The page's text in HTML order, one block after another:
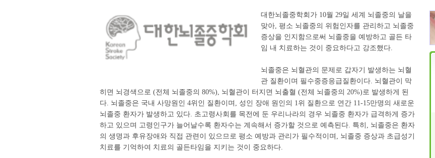
대한뇌졸중학회가 10월 29일 세계 뇌졸중의 날을
맞아, 평소 뇌졸중의 위험인자를 관리하고 뇌졸중
증상을 인지함으로써 뇌졸중을 예방하고 골든 타
임 내 치료하는 것이 중요하다고 강조했다.
뇌졸중은 뇌혈관의 문제로 갑자기 발생하는 뇌혈
관 질환이며 필수중증응급질환이다. 뇌혈관이 막
히면 뇌경색으로 (전체 뇌졸중의 80%), 뇌혈관이 터지면 뇌출혈 (전체 뇌졸중의 20%)로 발생하게 된
다. 뇌졸중은 국내 사망원인 4위인 질환이며, 성인 장애 원인의 1위 질환으로 연간 11-15만명의 새로운
뇌졸중 환자가 발생하고 있다. 초고령사회를 목전에 둔 우리나라의 경우 뇌졸중 환자가 급격하게 증가
하고 있으며 고령인구가 늘어날수록 환자수는 계속해서 증가할 것으로 예측된다. 특히, 뇌졸중은 환자
의 생명과 후유장애와 직접 관련이 있으므로 평소 예방과 관리가 필수적이며, 뇌졸중 증상과 초급성기
치료를 기억하여 치료의 골든타임을 지키는 것이 중요하다.